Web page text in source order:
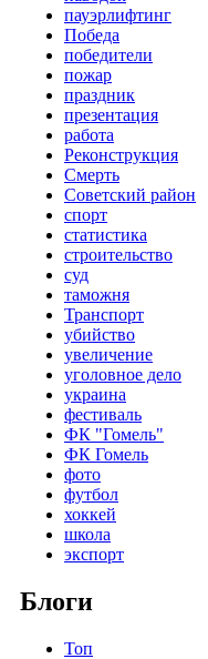
пауэрлифтинг
Победа
победители
пожар
праздник
презентация
работа
Реконструкция
Смерть
Советский район
спорт
статистика
строительство
суд
таможня
Транспорт
убийство
увеличение
уголовное дело
украина
фестиваль
ФК "Гомель"
ФК Гомель
фото
футбол
хоккей
школа
экспорт
Блоги
Топ